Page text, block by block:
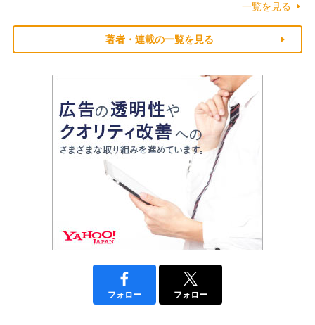
一覧を見る
著者・連載の一覧を見る
フォロー フォロー